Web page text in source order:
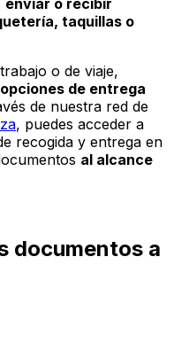
enviar o recibir
taquillas o
o de viaje,
de entrega
de nuestra red de
, puedes acceder a
recogida y entrega en
al alcance
documentos a